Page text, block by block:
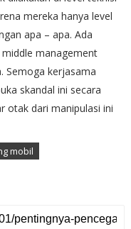
mereka hanya level
apa – apa. Ada
management
Semoga kerjasama
skandal ini secara
otak dari manipulasi ini
mobil